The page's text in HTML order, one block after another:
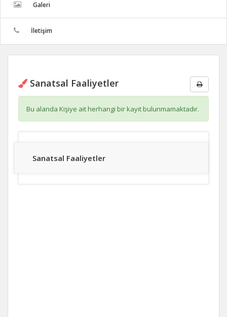
Galeri
İletişim
Sanatsal Faaliyetler
Bu alanda Kişiye ait herhangi bir kayıt bulunmamaktadır.
Sanatsal Faaliyetler